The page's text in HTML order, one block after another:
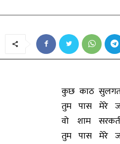
कुछ काठ
तुम पास मेरे
वो शाम
तुम पास मेरे